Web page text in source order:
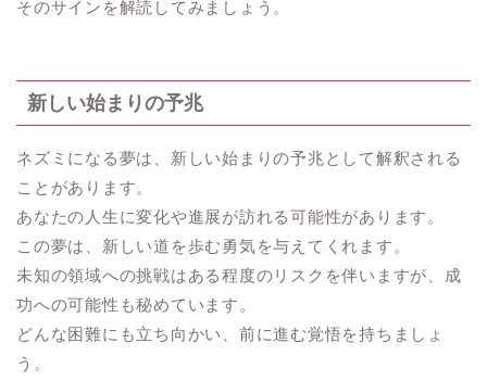
そのサインを解読してみましょう。
新しい始まりの予兆
ネズミになる夢は、新しい始まりの予兆として解釈される
ことがあります。
あなたの人生に変化や進展が訪れる可能性があります。
この夢は、新しい道を歩む勇気を与えてくれます。
未知の領域への挑戦はある程度のリスクを伴いますが、成
功への可能性も秘めています。
どんな困難にも立ち向かい、前に進む覚悟を持ちましょ
う。